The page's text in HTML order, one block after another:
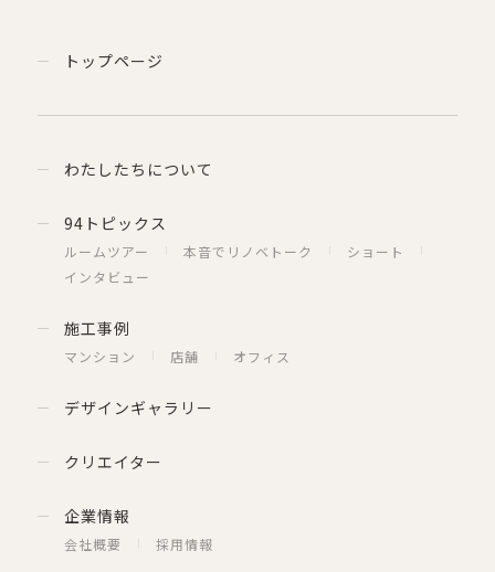
トップページ
わたしたちについて
94トピックス
ルームツアー 本音でリノベトーク
ショート
インタビュー
施工事例
マンション 店舗 オフィス
デザインギャラリー
クリエイター
企業情報
会社概要 採用情報